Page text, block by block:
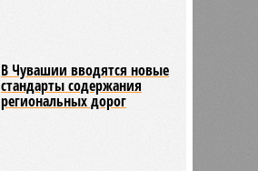
В Чувашии вводятся новые
стандарты содержания
региональных дорог